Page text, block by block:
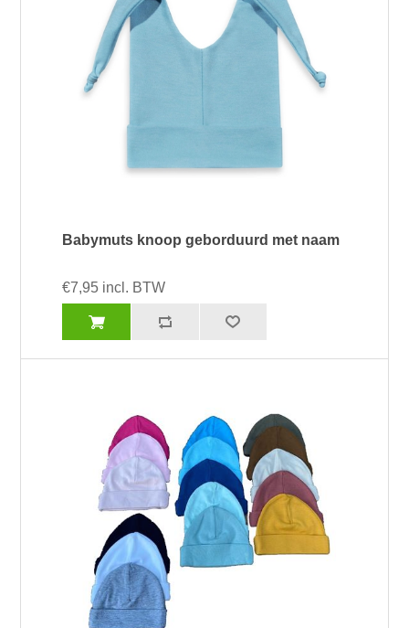
Babymuts knoop geborduurd met naam
€7,95 incl. BTW